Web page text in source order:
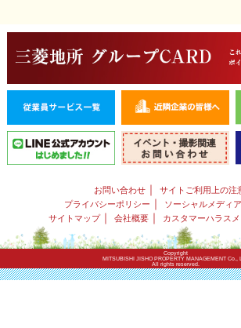
お問い合わせ ｜ サイトご利用上の注
プライバシーポリシー ｜ ソーシャルメディ
サイトマップ｜ 会社概要｜ カスタマーハラス
Copyright
MITSUBISHI JISHO PROPERTY MANAGEMENT Co.,
All rights reserved.